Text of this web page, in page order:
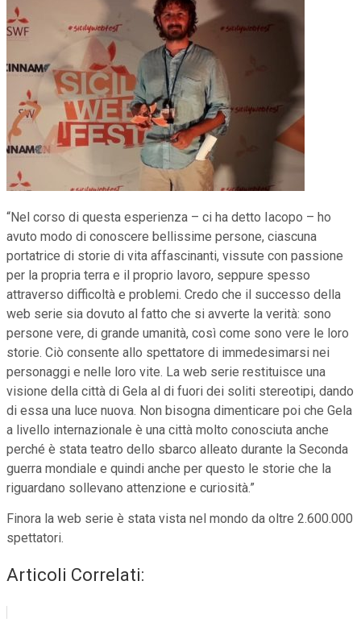
“Nel corso di questa esperienza – ci ha detto Iacopo – ho
avuto modo di conoscere bellissime persone, ciascuna
portatrice di storie di vita affascinanti, vissute con passione
per la propria terra e il proprio lavoro, seppure spesso
attraverso difficoltà e problemi. Credo che il successo della
web serie sia dovuto al fatto che si avverte la verità: sono
persone vere, di grande umanità, così come sono vere le loro
storie. Ciò consente allo spettatore di immedesimarsi nei
personaggi e nelle loro vite. La web serie restituisce una
visione della città di Gela al di fuori dei soliti stereotipi, dando
di essa una luce nuova. Non bisogna dimenticare poi che Gela
a livello internazionale è una città molto conosciuta anche
perché è stata teatro dello sbarco alleato durante la Seconda
guerra mondiale e quindi anche per questo le storie che la
riguardano sollevano attenzione e curiosità.”
Finora la web serie è stata vista nel mondo da oltre 2.600.000
spettatori.
Articoli Correlati: